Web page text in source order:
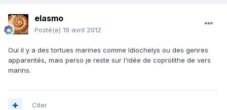
elasmo
Posté(e) 19 avril 2012
Oui il y a des tortues marines comme Idiochelys ou des genres
apparentés, mais perso je reste sur l'idée de coprolithe de vers
marins.
Citer